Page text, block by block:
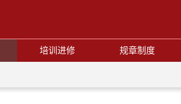
培训进修 规章制度